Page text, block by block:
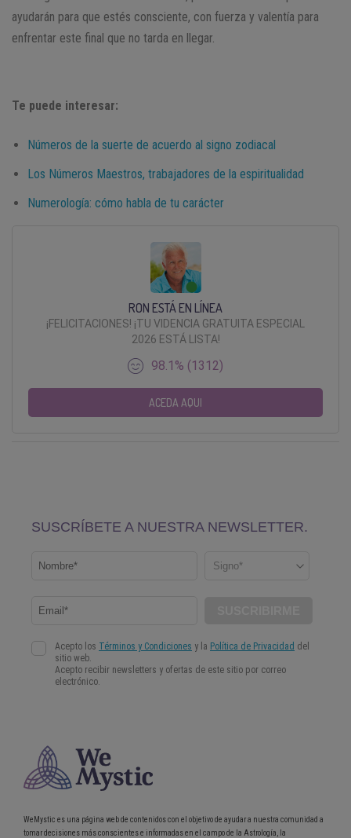
ayudarán para que estés consciente, con fuerza y valentía para
enfrentar este final que no tarda en llegar.
Te puede interesar:
Números de la suerte de acuerdo al signo zodiacal
Los Números Maestros, trabajadores de la espiritualidad
Numerología: cómo habla de tu carácter
RON ESTÁ EN LÍNEA
¡FELICITACIONES! ¡TU VIDENCIA GRATUITA ESPECIAL
2026 ESTÁ LISTA!
98.1% (1312)
ACEDA AQUI
WeMystic es una página web de contenidos con el objetivo de ayudar a nuestra comunidad a
tomar decisiones más conscientes e informadas en el campo de la Astrología, la